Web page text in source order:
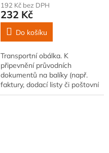
192 Kč bez DPH
232 Kč
Do košíku
Transportní obálka. K
připevnění průvodních
dokumentů na balíky (např.
faktury, dodací listy či poštovní
průvodky)